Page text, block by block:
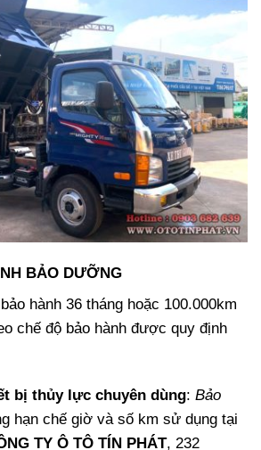
BẢO DƯỠNG
hành 36 tháng hoặc 100.000km
chế độ bảo hành được quy định
bị thủy lực chuyên dùng: Bảo
hạn chế giờ và số km sử dụng tại
TY Ô TÔ TÍN PHÁT, 232